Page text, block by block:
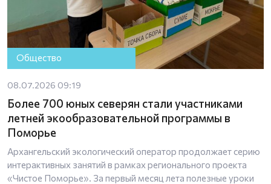
Общество
08.07.2026 09:19
Более 700 юных северян стали участниками
летней экообразовательной программы в
Поморье
Архангельский экологический оператор продолжает серию
интерактивных занятий в рамках регионального проекта
«Чистое Поморье». За первый месяц лета полезные уроки